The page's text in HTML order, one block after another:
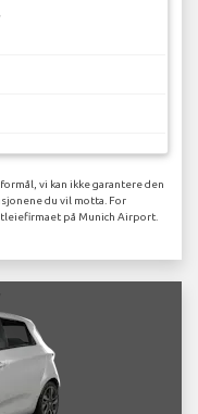
vi kan ikke garantere den
du vil motta. For
på Munich Airport.